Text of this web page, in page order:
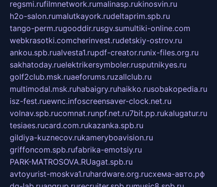
regsmi.rufilmnetwork.rumalinasp.rukinosvin.ru
h2o-salon.rumalutkayork.rudeltaprim.spb.ru
tango-perm.rugooddir.rusgv.sumultiki-online.com
webkrasotki.comcherinvest.rudetskiy-ostrov.ru
ankou.spb.rualvesta1.rupdf-creator.runix-files.org.ru
sakhatoday.ruelektrikersymboler.rusputnikyes.ru
golf2club.msk.ruaeforums.ruzallclub.ru
multimodal.msk.ruhabaigry.ruhaikko.rusobakopedia.ru
isz-fest.ruewnc.infoscreensaver-clock.net.ru
volnav.spb.rucomnat.runpf.net.ru7bit.pp.rukalugatur.ru
tesiaes.rucard.com.rukazanka.spb.ru
gildiya-kuznecov.rukameryboavision.ru
griffoncom.spb.rufabrika-emotsiy.ru
PARK-MATROSOVA.RUagat.spb.ru
avtoyurist-moskva1.ruhardware.org.ruсхема-авто.рф